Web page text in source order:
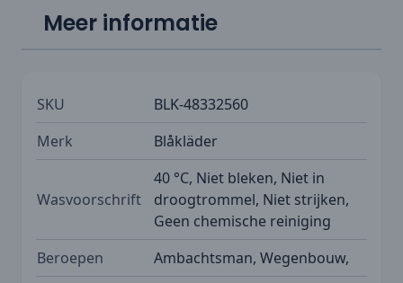
Meer informatie
SKU
BLK-48332560
Merk
Blåkläder
Wasvoorschrift
40 °C, Niet bleken, Niet in
droogtrommel, Niet strijken,
Geen chemische reiniging
Beroepen
Ambachtsman, Wegenbouw,